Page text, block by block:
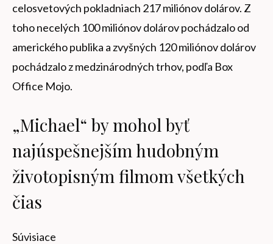
celosvetových pokladniach 217 miliónov dolárov. Z
toho necelých 100 miliónov dolárov pochádzalo od
amerického publika a zvyšných 120 miliónov dolárov
pochádzalo z medzinárodných trhov, podľa Box
Office Mojo.
„Michael“ by mohol byť
najúspešnejším hudobným
životopisným filmom všetkých
čias
Súvisiace